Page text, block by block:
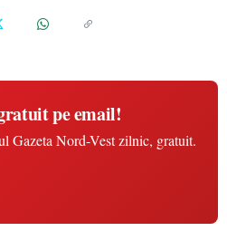
pe email!
Gazeta Nord-Vest zilnic, gratuit.